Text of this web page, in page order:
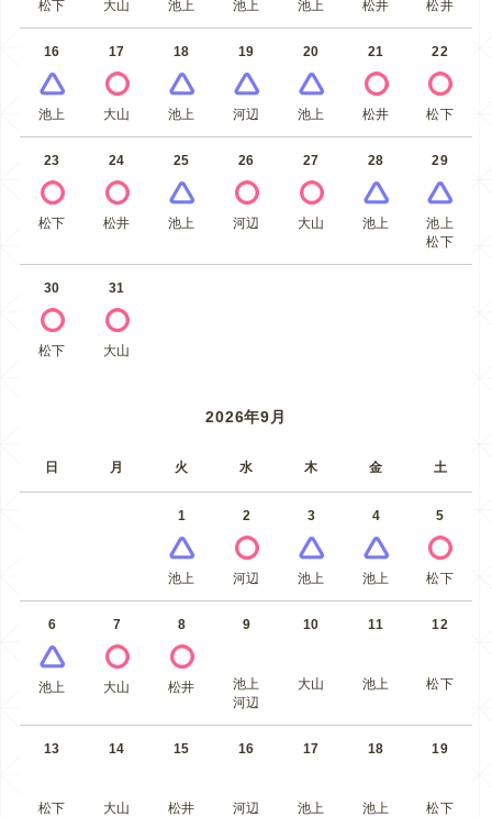
松下 大山 池上 池上 池上 松井 松井
16
池上
17
大山
18
池上
19
河辺
20
池上
21
松井
22
松下
23
松下
24
松井
25
池上
26
河辺
27
大山
28
池上
29
池上
松下
30
松下
31
大山
2026年9月
日 月 火 水 木 金 土
1
池上
2
河辺
3
池上
4
池上
5
松下
6
池上
7
大山
8
松井
9
池上
河辺
10
大山
11
池上
12
松下
13
松下
14
大山
15
松井
16
河辺
17
池上
18
池上
19
松下